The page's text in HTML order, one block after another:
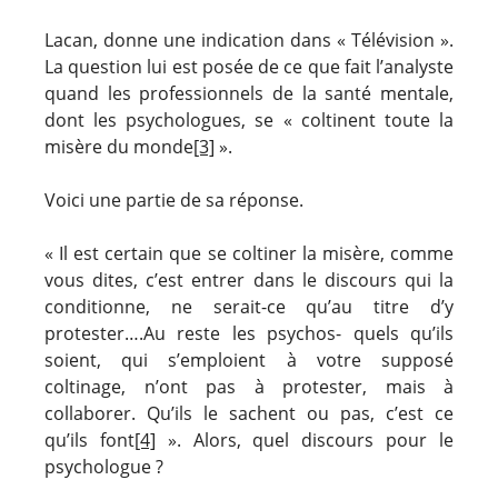
Lacan, donne une indication dans « Télévision ».
La question lui est posée de ce que fait l’analyste
quand les professionnels de la santé mentale,
dont les psychologues, se « coltinent toute la
misère du monde[3] ».
Voici une partie de sa réponse.
« Il est certain que se coltiner la misère, comme
vous dites, c’est entrer dans le discours qui la
conditionne, ne serait-ce qu’au titre d’y
protester….Au reste les psychos- quels qu’ils
soient, qui s’emploient à votre supposé
coltinage, n’ont pas à protester, mais à
collaborer. Qu’ils le sachent ou pas, c’est ce
qu’ils font[4] ». Alors, quel discours pour le
psychologue ?